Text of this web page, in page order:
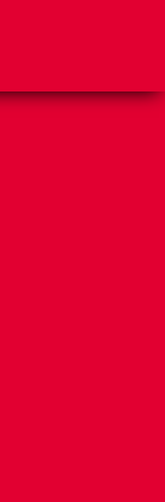
vous ne savez